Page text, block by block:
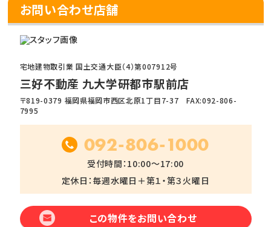
お問い合わせ店舗
宅地建物取引業 国土交通大臣（4）第007912号
三好不動産 九大学研都市駅前店
〒819-0379 福岡県福岡市西区北原1丁目7-37 FAX:092-806-
7995
092-806-1000
受付時間：10:00～17:00
定休日：毎週水曜日＋第１・第３火曜日
この物件をお問い合わせ